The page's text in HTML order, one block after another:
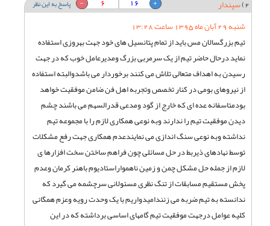
2) سپندار پاسخ به این نظر
شنبه 29 آبان ماه 1395 ساعت 13:28
تیم بزرگسالان مس باید از تمام پتانسیل های خود جهت بهروزی استفاده
نماید درحال حاضر تیم از یک سرمربی بزرگ ومدیرعامل خوب که در جهت
رسیدن به اهداف متعالی تلاش می کنند برخوردار می باشدوالبته استفاده
از نیروهای بومی در کنار تخصص وتجربه اهل فن ضامن موفقیت خواهد
بودمتاسفانه عده ای که خارج از گود ومدعی قدرالسهم می باشند چشم
دیدن موفقیت تیم را ندارند وبه نوعی همکاری لازم را با مجموعه تیم
نداشته وبه نوعی سنگ اندازی می نمایندعدم همکاری جهت رفع مشکلات
توسط نهادهای ذیربط در حل مسائلی چون فراهم ساختن سخت افزارها ی
لازم از جمله حل مشکل چمن و زمین ناهمواراستادیوم باهنر کرمان وعدم
پخش مستقیم مسابقات از تنگ نظری مسئولانی سرچشمه می گیرد که
ندانسته به تیم ضربه می زنندامیدواریم با یک وحدت رویه وعزم همگانی
کلیه عوامل درجهت موفقیت تیم گامهای اساسی برداشته که در این